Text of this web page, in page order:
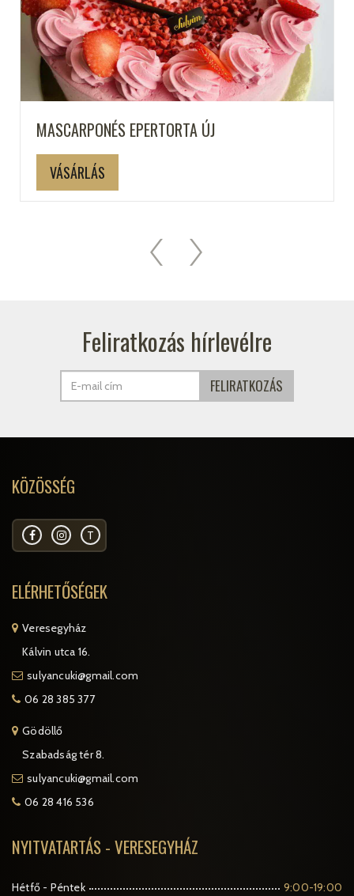
MASCARPONÉS EPERTORTA ÚJ
VÁSÁRLÁS
Feliratkozás hírlevélre
KÖZÖSSÉG
T
ELÉRHETŐSÉGEK
Veresegyház
Kálvin utca 16.
sulyancuki@gmail.com
06 28 385 377
Gödöllő
Szabadság tér 8.
sulyancuki@gmail.com
06 28 416 536
NYITVATARTÁS - VERESEGYHÁZ
Hétfő - Péntek
9:00-19:00